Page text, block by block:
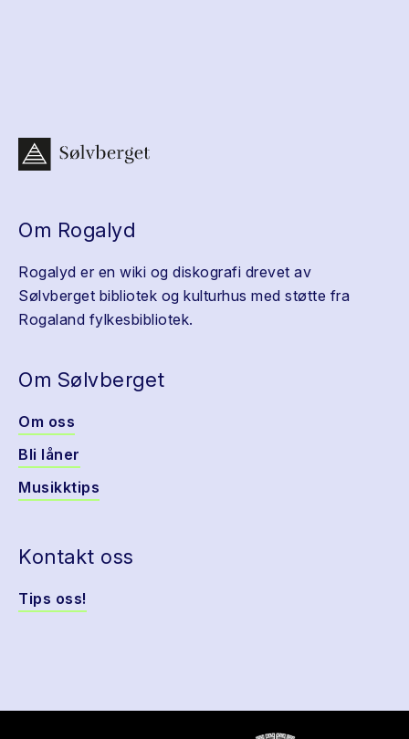
Om Rogalyd
Rogalyd er en wiki og diskografi drevet av
Sølvberget bibliotek og kulturhus med støtte fra
Rogaland fylkesbibliotek.
Om Sølvberget
Om oss
Bli låner
Musikktips
Kontakt oss
Tips oss!